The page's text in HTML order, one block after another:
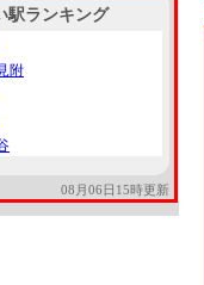
駅ランキング
附
08月06日15時更新